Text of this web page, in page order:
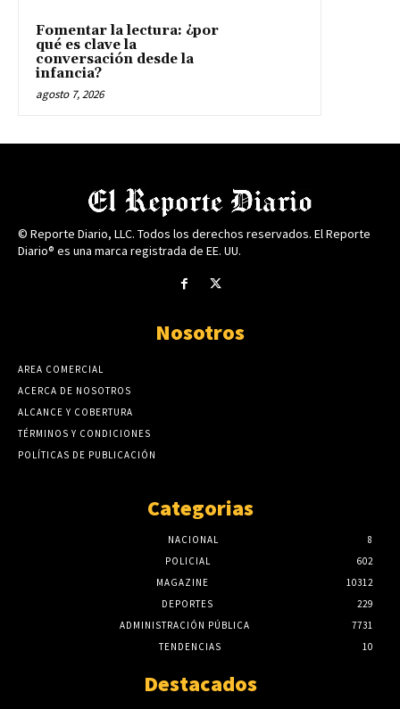
Fomentar la lectura: ¿por
qué es clave la
conversación desde la
infancia?
agosto 7, 2026
© Reporte Diario, LLC. Todos los derechos reservados. El Reporte
Diario® es una marca registrada de EE. UU.
Nosotros
AREA COMERCIAL
ACERCA DE NOSOTROS
ALCANCE Y COBERTURA
TÉRMINOS Y CONDICIONES
POLÍTICAS DE PUBLICACIÓN
Categorias
NACIONAL
8
POLICIAL
602
MAGAZINE
10312
DEPORTES
229
ADMINISTRACIÓN PÚBLICA
7731
TENDENCIAS
10
Destacados